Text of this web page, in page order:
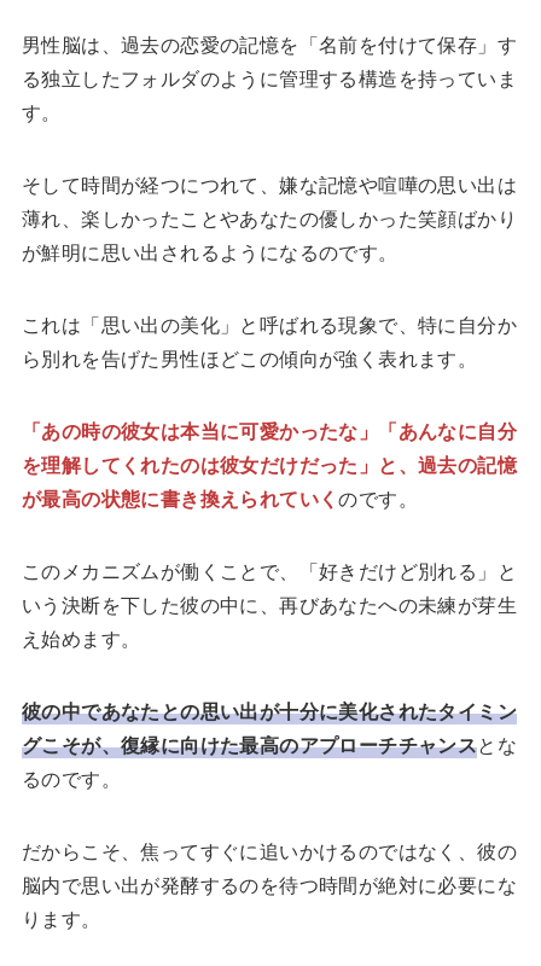
男性脳は、過去の恋愛の記憶を「名前を付けて保存」す
る独立したフォルダのように管理する構造を持っていま
す。
そして時間が経つにつれて、嫌な記憶や喧嘩の思い出は
薄れ、楽しかったことやあなたの優しかった笑顔ばかり
が鮮明に思い出されるようになるのです。
これは「思い出の美化」と呼ばれる現象で、特に自分か
ら別れを告げた男性ほどこの傾向が強く表れます。
「あの時の彼女は本当に可愛かったな」「あんなに自分
を理解してくれたのは彼女だけだった」と、過去の記憶
が最高の状態に書き換えられていくのです。
このメカニズムが働くことで、「好きだけど別れる」と
いう決断を下した彼の中に、再びあなたへの未練が芽生
え始めます。
彼の中であなたとの思い出が十分に美化されたタイミン
グこそが、復縁に向けた最高のアプローチチャンスとな
るのです。
だからこそ、焦ってすぐに追いかけるのではなく、彼の
脳内で思い出が発酵するのを待つ時間が絶対に必要にな
ります。